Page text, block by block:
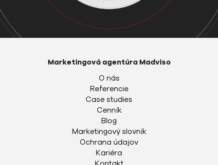
Marketingová agentúra Madviso
O nás
Referencie
Case studies
Cenník
Blog
Marketingový slovník
Ochrana údajov
Kariéra